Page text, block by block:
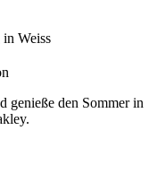
Weiss
genieße den Sommer in